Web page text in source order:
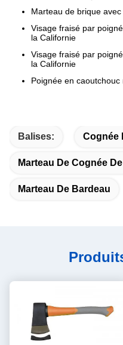
Marteau de brique
Visage fraisé par
la Californie
Visage fraisé par
la Californie
Poignée en
Balises: Cognée
Marteau De Cognée
Marteau De Bardeau